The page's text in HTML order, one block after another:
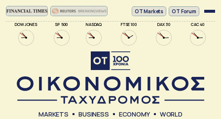
DOW JONES SP 500 NASDAQ FTSE 100 DAX 30 CAC 40
ΟΤ Markets OT Forum
MARKETS BUSINESS ECONOMY WORLD